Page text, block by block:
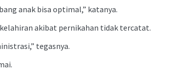
anak bisa optimal,” katanya.
akibat pernikahan tidak tercatat.
tegasnya.